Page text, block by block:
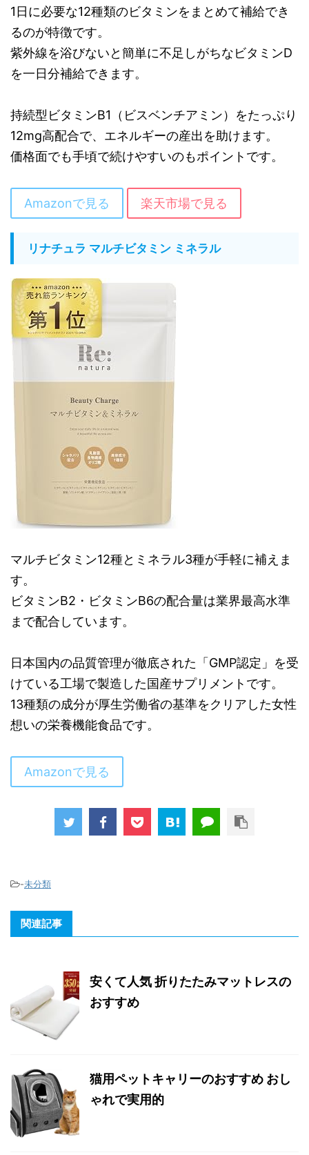
1日に必要な12種類のビタミンをまとめて補給でき
るのが特徴です。
紫外線を浴びないと簡単に不足しがちなビタミンD
を一日分補給できます。
持続型ビタミンB1（ビスベンチアミン）をたっぷり
12mg高配合で、エネルギーの産出を助けます。
価格面でも手頃で続けやすいのもポイントです。
Amazonで見る 楽天市場で見る
リナチュラ マルチビタミン ミネラル
マルチビタミン12種とミネラル3種が手軽に補えま
す。
ビタミンB2・ビタミンB6の配合量は業界最高水準
まで配合しています。
日本国内の品質管理が徹底された「GMP認定」を受
けている工場で製造した国産サプリメントです。
13種類の成分が厚生労働省の基準をクリアした女性
想いの栄養機能食品です。
Amazonで見る
-未分類
関連記事
安くて人気 折りたたみマットレスの
おすすめ
猫用ペットキャリーのおすすめ おし
ゃれで実用的